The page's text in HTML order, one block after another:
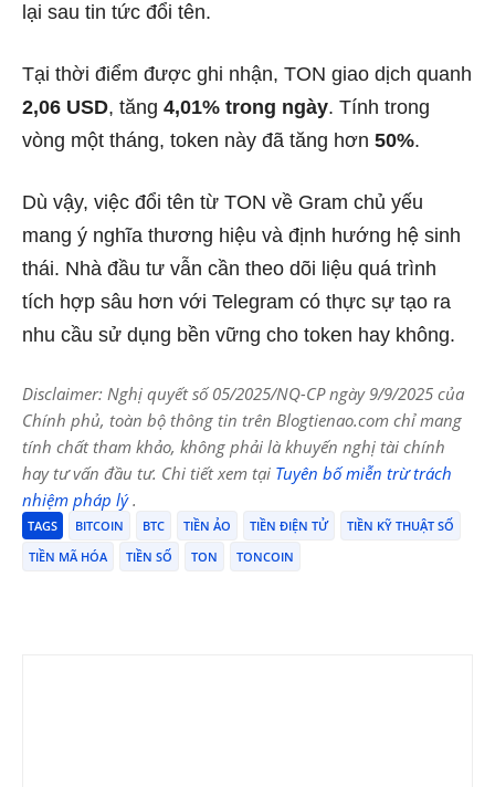
lại sau tin tức đổi tên.
Tại thời điểm được ghi nhận, TON giao dịch quanh
2,06 USD, tăng 4,01% trong ngày. Tính trong
vòng một tháng, token này đã tăng hơn 50%.
Dù vậy, việc đổi tên từ TON về Gram chủ yếu
mang ý nghĩa thương hiệu và định hướng hệ sinh
thái. Nhà đầu tư vẫn cần theo dõi liệu quá trình
tích hợp sâu hơn với Telegram có thực sự tạo ra
nhu cầu sử dụng bền vững cho token hay không.
Disclaimer: Nghị quyết số 05/2025/NQ-CP ngày 9/9/2025 của
Chính phủ, toàn bộ thông tin trên Blogtienao.com chỉ mang
tính chất tham khảo, không phải là khuyến nghị tài chính
hay tư vấn đầu tư. Chi tiết xem tại Tuyên bố miễn trừ trách
nhiệm pháp lý.
TAGS BITCOIN BTC TIỀN ẢO TIỀN ĐIỆN TỬ
TIỀN KỸ THUẬT SỐ
TIỀN MÃ HÓA
TIỀN SỐ TON TONCOIN